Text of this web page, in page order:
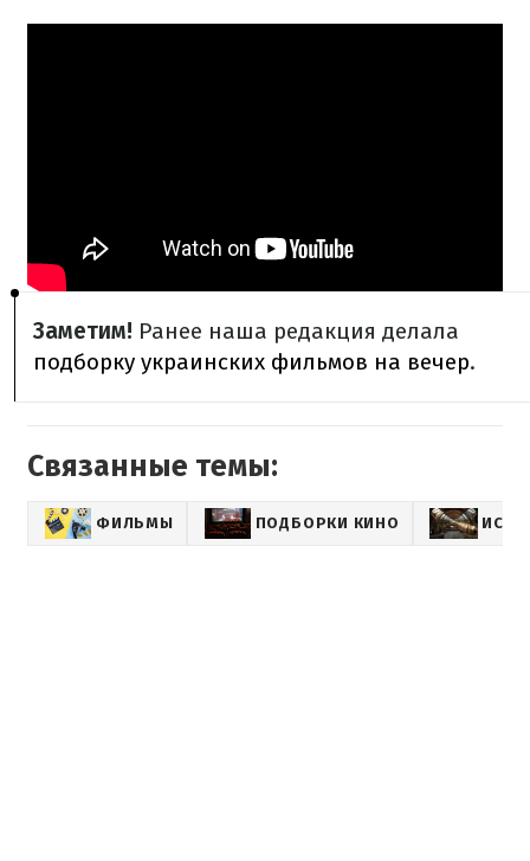
Заметим! Ранее наша редакция делала
подборку украинских фильмов на вечер.
Связанные темы:
ФИЛЬМЫ ПОДБОРКИ КИНО